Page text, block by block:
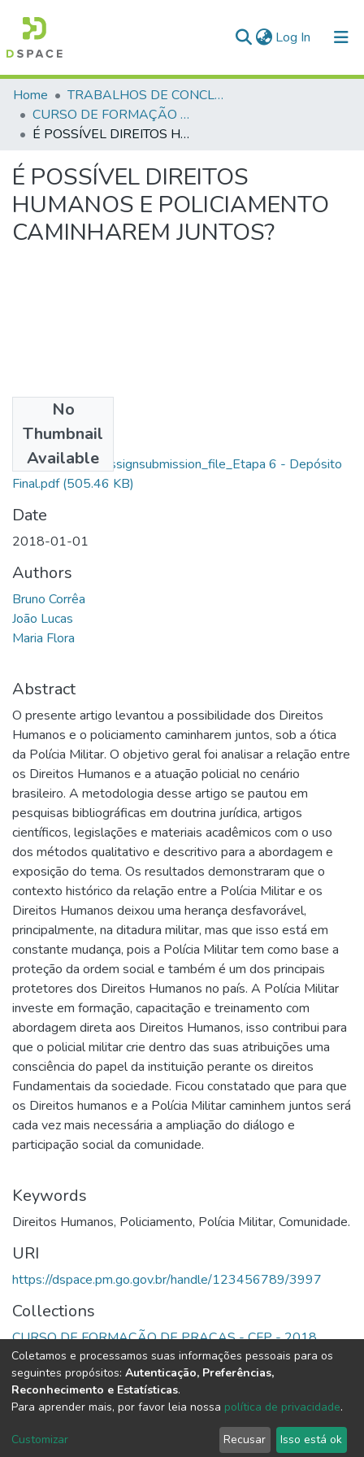
Log In (current)
Communities & Collections
All of DSpace
Home
TRABALHOS DE CONCLUSÃO DE CURSO - CFP (CURSO DE FORMAÇÃO DE PRAÇAS)
CURSO DE FORMAÇÃO DE PRAÇAS - CFP - 2018
É POSSÍVEL DIREITOS HUMANOS E POLICIAMENTO CAMINHAREM JUNTOS?
É POSSÍVEL DIREITOS
HUMANOS E POLICIAMENTO
CAMINHAREM JUNTOS?
No
Thumbnail
Available
Bruno Corrêa De
Araujo_14013_assignsubmission_file_Etapa 6 - Depósito
Final.pdf(505.46 KB)
Date
2018-01-01
Authors
Bruno Corrêa
João Lucas
Maria Flora
Abstract
O presente artigo levantou a possibilidade dos Direitos
Humanos e o policiamento caminharem juntos, sob a ótica
da Polícia Militar. O objetivo geral foi analisar a relação entre
os Direitos Humanos e a atuação policial no cenário
brasileiro. A metodologia desse artigo se pautou em
pesquisas bibliográficas em doutrina jurídica, artigos
científicos, legislações e materiais acadêmicos com o uso
dos métodos qualitativo e descritivo para a abordagem e
exposição do tema. Os resultados demonstraram que o
contexto histórico da relação entre a Polícia Militar e os
Direitos Humanos deixou uma herança desfavorável,
principalmente, na ditadura militar, mas que isso está em
constante mudança, pois a Polícia Militar tem como base a
proteção da ordem social e também é um dos principais
protetores dos Direitos Humanos no país. A Polícia Militar
investe em formação, capacitação e treinamento com
abordagem direta aos Direitos Humanos, isso contribui para
que o policial militar crie dentro das suas atribuições uma
consciência do papel da instituição perante os direitos
Fundamentais da sociedade. Ficou constatado que para que
os Direitos humanos e a Polícia Militar caminhem juntos será
cada vez mais necessária a ampliação do diálogo e
participação social da comunidade.
Keywords
Direitos Humanos, Policiamento, Polícia Militar, Comunidade.
URI
https://dspace.pm.go.gov.br/handle/123456789/3997
Collections
CURSO DE FORMAÇÃO DE PRAÇAS - CFP - 2018
Full item page
DSpace software copyright © 2002-2026 LYRASIS
Cookie
End User
Agreement
Send
Feedback
Coletamos e processamos suas informações pessoais para os
seguintes propósitos: Autenticação, Preferências,
Reconhecimento e Estatísticas.
Para aprender mais, por favor leia nossa política de privacidade.
Customizar Recusar Isso está ok